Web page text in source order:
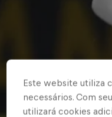
Este website utiliza
necessários. Com
utilizará cookies